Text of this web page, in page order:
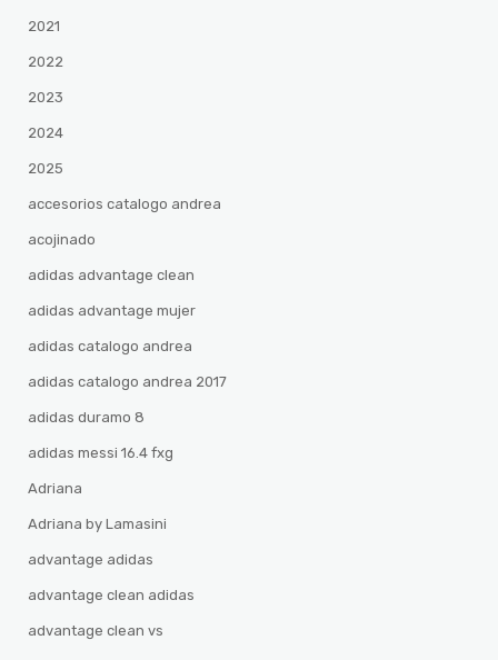
2021
2022
2023
2024
2025
accesorios catalogo andrea
acojinado
adidas advantage clean
adidas advantage mujer
adidas catalogo andrea
adidas catalogo andrea 2017
adidas duramo 8
adidas messi 16.4 fxg
Adriana
Adriana by Lamasini
advantage adidas
advantage clean adidas
advantage clean vs